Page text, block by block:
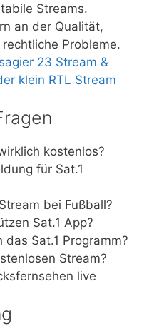
Streams.
an der Qualität,
Probleme.
23 Stream &
klein RTL Stream
kostenlos?
für Sat.1
bei Fußball?
Sat.1 App?
Sat.1 Programm?
Stream?
live